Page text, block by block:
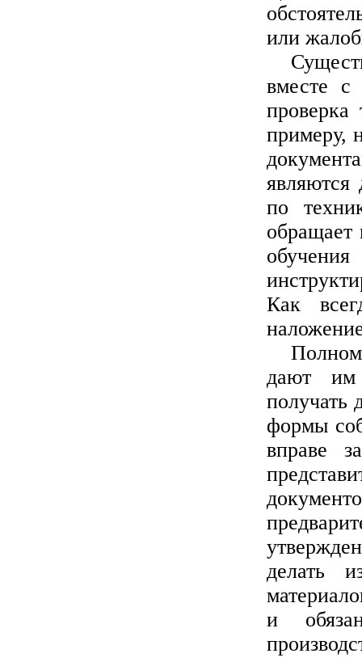
или
вместе с
примеру,
по
обращает
Как
дают им
получать
формы
вправе
делать
и